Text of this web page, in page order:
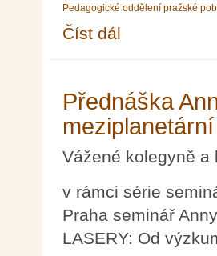
Pedagogické oddělení pražské
Číst dál
Přednáška
Vážené kolegyně a
v rámci série
Praha seminář
LASERY: Od